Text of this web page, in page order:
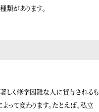
があります。
しく修学困難な人に貸与されるも
って変わります。たとえば、私立